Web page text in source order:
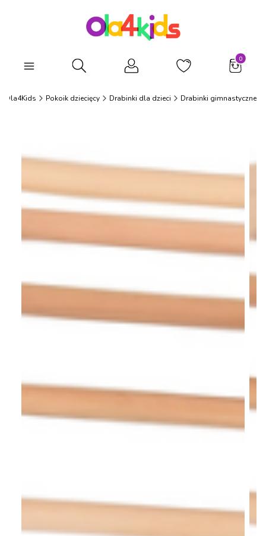
Otwórz wyszukiwarkę
Ola4Kids Pokoik dziecięcy Drabinki dla dzieci Drabinki gimnastyczne